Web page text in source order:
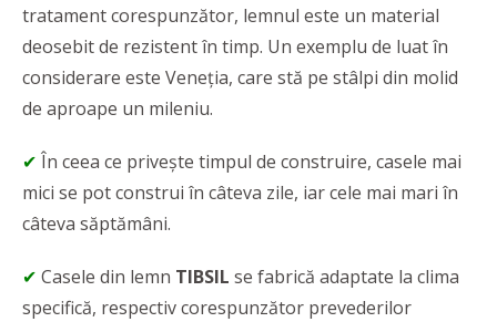
tratament corespunzător, lemnul este un material
deosebit de rezistent în timp. Un exemplu de luat în
considerare este Veneția, care stă pe stâlpi din molid
de aproape un mileniu.
✔ În ceea ce privește timpul de construire, casele mai
mici se pot construi în câteva zile, iar cele mai mari în
câteva săptămâni.
✔ Casele din lemn TIBSIL se fabrică adaptate la clima
specifică, respectiv corespunzător prevederilor